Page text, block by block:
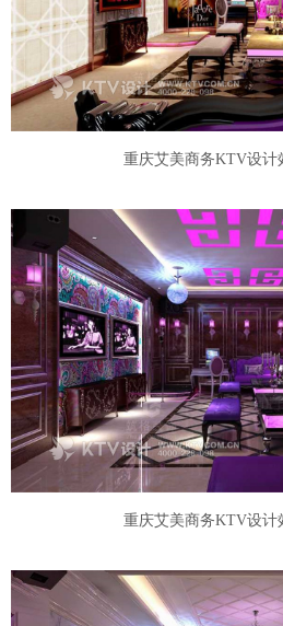
重庆艾美商务KTV设计
重庆艾美商务KTV设计